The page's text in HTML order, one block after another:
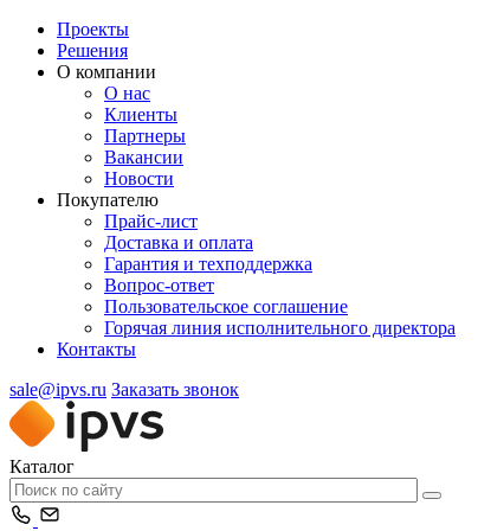
Проекты
Решения
О компании
О нас
Клиенты
Партнеры
Вакансии
Новости
Покупателю
Прайс-лист
Доставка и оплата
Гарантия и техподдержка
Вопрос-ответ
Пользовательское соглашение
Горячая линия исполнительного директора
Контакты
sale@ipvs.ru Заказать звонок
Каталог